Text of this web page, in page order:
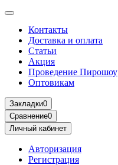
Контакты
Доставка и оплата
Статьи
Акция
Проведение Пирошоу
Оптовикам
Закладки0
Сравнение0
Личный кабинет
Авторизация
Регистрация